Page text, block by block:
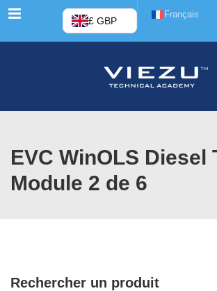
Menu £ GBP
Français
EVC WinOLS Diesel
Module 2 de 6
Rechercher un produit